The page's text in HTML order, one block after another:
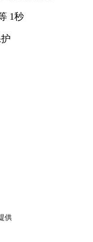
1秒
供